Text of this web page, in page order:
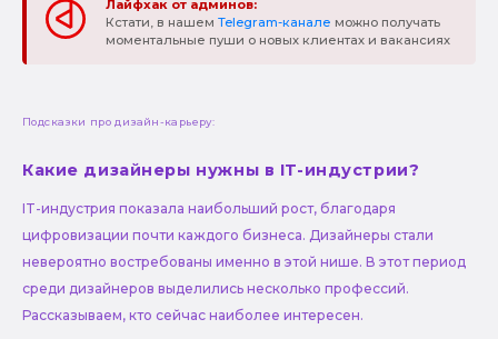
Лайфхак от админов:
Кстати, в нашем Telegram-канале можно получать
моментальные пуши о новых клиентах и вакансиях
Подсказки про дизайн-карьеру:
Какие дизайнеры нужны в IT-индустрии?
IT-индустрия показала наибольший рост, благодаря
цифровизации почти каждого бизнеса. Дизайнеры стали
невероятно востребованы именно в этой нише. В этот период
среди дизайнеров выделились несколько профессий.
Рассказываем, кто сейчас наиболее интересен.